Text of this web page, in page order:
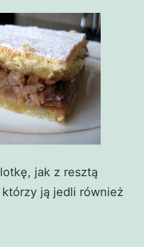
jak z resztą
ją jedli również